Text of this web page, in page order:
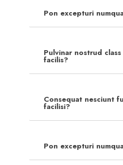
Pon excepturi
Pulvinar nostrud class
facilis?
Consequat nesciunt
facilisi?
Pon excepturi